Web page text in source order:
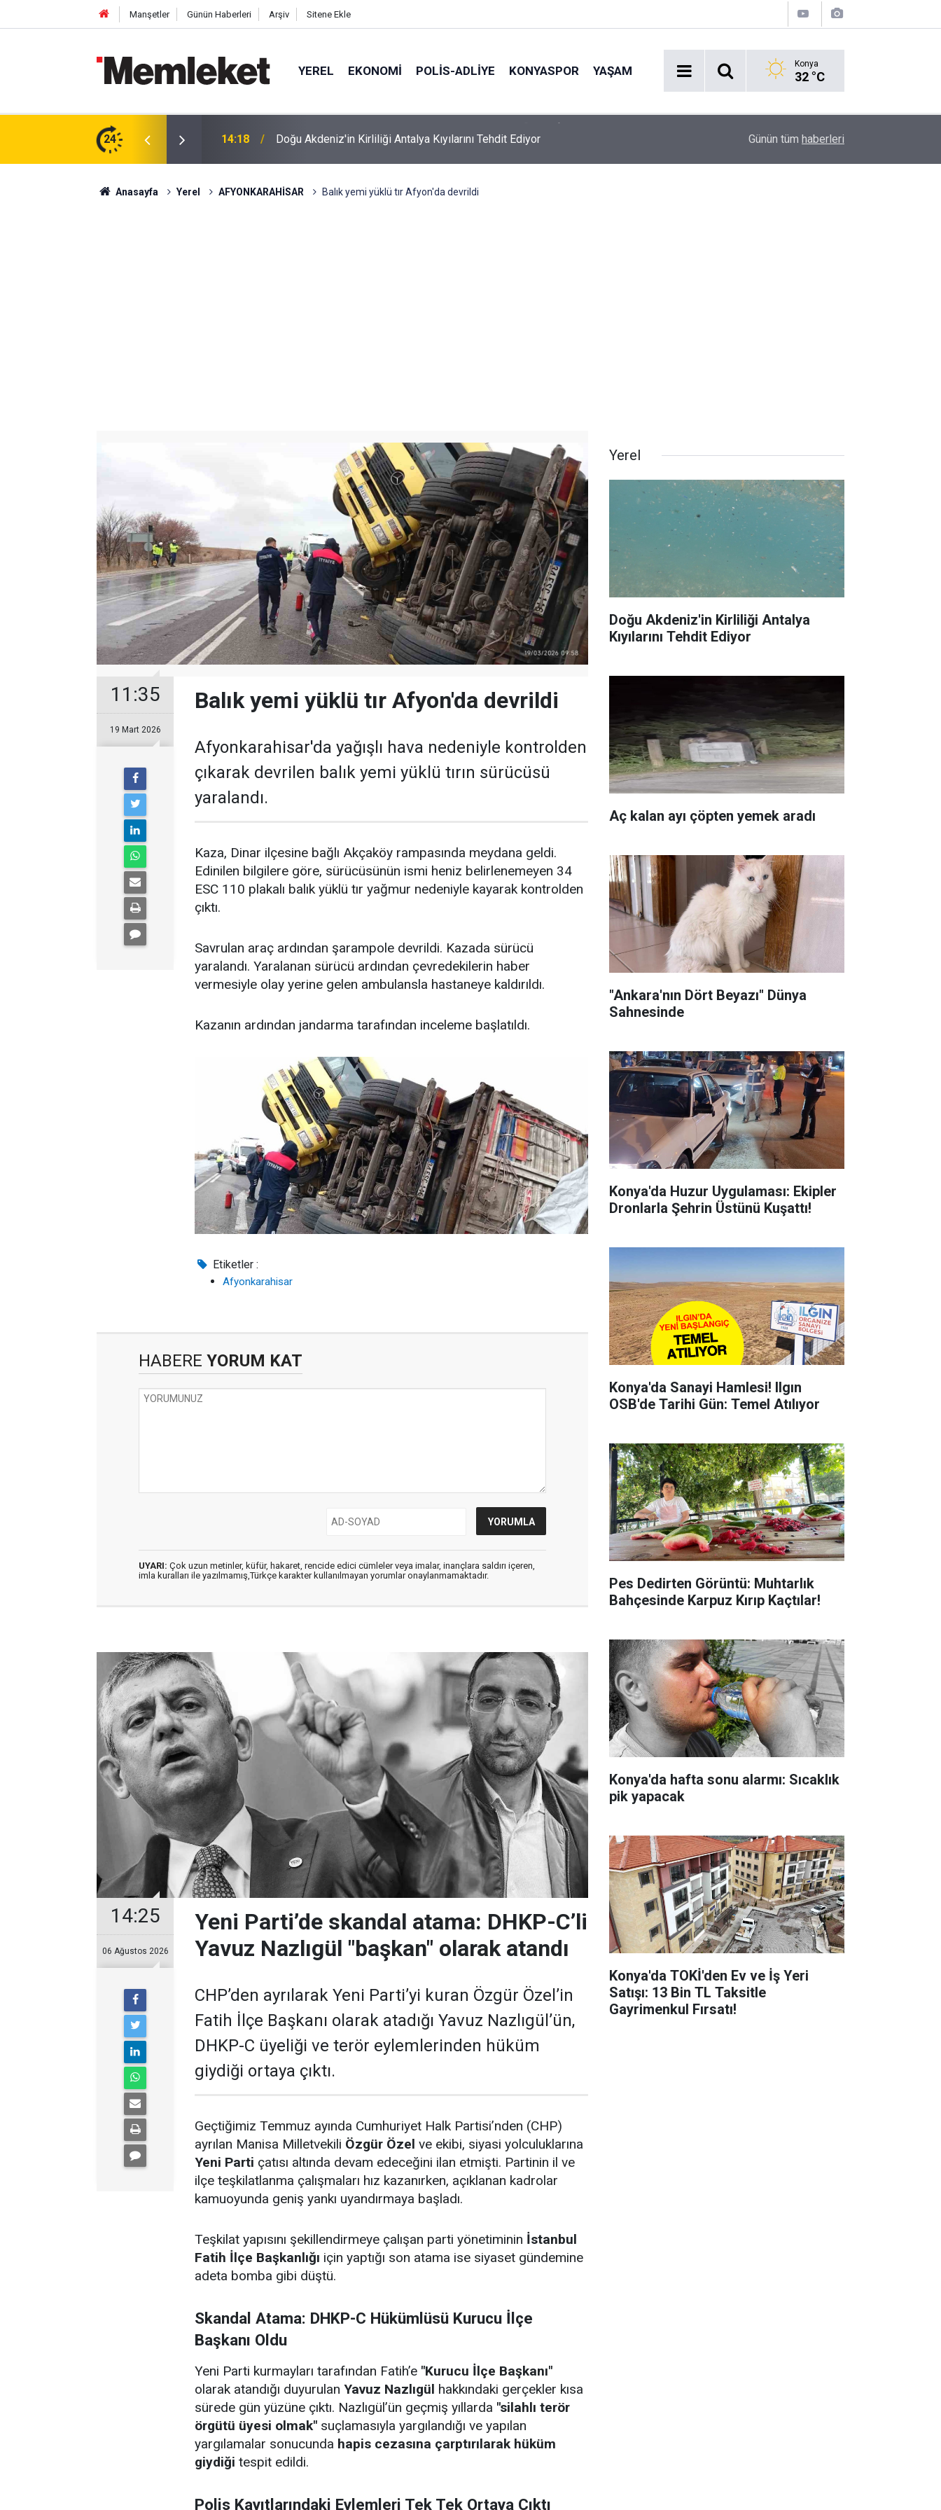
Manşetler Günün Haberleri Arşiv Sitene Ekle
YEREL EKONOMI POLİS-ADLİYE KONYASPOR YAŞAM Konya
32 °C
24
C’li Yavuz Nazlıgül "başkan" olarak atandı 14:18 Doğu Akdeniz'in Kirliliği Antalya Kıyılarını Tehdit Ediyor Avukatlar sustu, silahlar konuştu: Meslektaşını
Günün tüm haberleri
Anasayfa Yerel AFYONKARAHİSAR Balık yemi yüklü tır Afyon'da devrildi
11:35
19 Mart 2026
Balık yemi yüklü tır Afyon'da devrildi
Afyonkarahisar'da yağışlı hava nedeniyle kontrolden
çıkarak devrilen balık yemi yüklü tırın sürücüsü
yaralandı.
Kaza, Dinar ilçesine bağlı Akçaköy rampasında meydana geldi.
Edinilen bilgilere göre, sürücüsünün ismi heniz belirlenemeyen 34
ESC 110 plakalı balık yüklü tır yağmur nedeniyle kayarak kontrolden
çıktı.
Savrulan araç ardından şarampole devrildi. Kazada sürücü
yaralandı. Yaralanan sürücü ardından çevredekilerin haber
vermesiyle olay yerine gelen ambulansla hastaneye kaldırıldı.
Kazanın ardından jandarma tarafından inceleme başlatıldı.
Etiketler :
Afyonkarahisar
HABERE YORUM KAT
UYARI: Çok uzun metinler, küfür, hakaret, rencide edici cümleler veya imalar, inançlara saldırı içeren,
imla kuralları ile yazılmamış,Türkçe karakter kullanılmayan yorumlar onaylanmamaktadır.
14:25
06 Ağustos 2026
Yeni Parti’de skandal atama: DHKP-C’li
Yavuz Nazlıgül "başkan" olarak atandı
CHP’den ayrılarak Yeni Parti’yi kuran Özgür Özel’in
Fatih İlçe Başkanı olarak atadığı Yavuz Nazlıgül’ün,
DHKP-C üyeliği ve terör eylemlerinden hüküm
giydiği ortaya çıktı.
Geçtiğimiz Temmuz ayında Cumhuriyet Halk Partisi’nden (CHP)
ayrılan Manisa Milletvekili Özgür Özel ve ekibi, siyasi yolculuklarına
Yeni Parti çatısı altında devam edeceğini ilan etmişti. Partinin il ve
ilçe teşkilatlanma çalışmaları hız kazanırken, açıklanan kadrolar
kamuoyunda geniş yankı uyandırmaya başladı.
Teşkilat yapısını şekillendirmeye çalışan parti yönetiminin İstanbul
Fatih İlçe Başkanlığı için yaptığı son atama ise siyaset gündemine
adeta bomba gibi düştü.
Skandal Atama: DHKP-C Hükümlüsü Kurucu İlçe
Başkanı Oldu
Yeni Parti kurmayları tarafından Fatih’e "Kurucu İlçe Başkanı"
olarak atandığı duyurulan Yavuz Nazlıgül hakkındaki gerçekler kısa
sürede gün yüzüne çıktı. Nazlıgül’ün geçmiş yıllarda "silahlı terör
örgütü üyesi olmak" suçlamasıyla yargılandığı ve yapılan
yargılamalar sonucunda hapis cezasına çarptırılarak hüküm
giydiği tespit edildi.
Polis Kayıtlarındaki Eylemleri Tek Tek Ortaya Çıktı
Yerel
Doğu Akdeniz'in Kirliliği Antalya
Kıyılarını Tehdit Ediyor
Aç kalan ayı çöpten yemek aradı
"Ankara'nın Dört Beyazı" Dünya
Sahnesinde
Konya'da Huzur Uygulaması: Ekipler
Dronlarla Şehrin Üstünü Kuşattı!
Konya'da Sanayi Hamlesi! Ilgın
OSB'de Tarihi Gün: Temel Atılıyor
Pes Dedirten Görüntü: Muhtarlık
Bahçesinde Karpuz Kırıp Kaçtılar!
Konya'da hafta sonu alarmı: Sıcaklık
pik yapacak
Konya'da TOKİ'den Ev ve İş Yeri
Satışı: 13 Bin TL Taksitle
Gayrimenkul Fırsatı!